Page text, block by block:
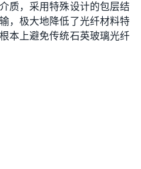
质，采用特殊设计的包层结
，极大地降低了光纤材料特
本上避免传统石英玻璃光纤